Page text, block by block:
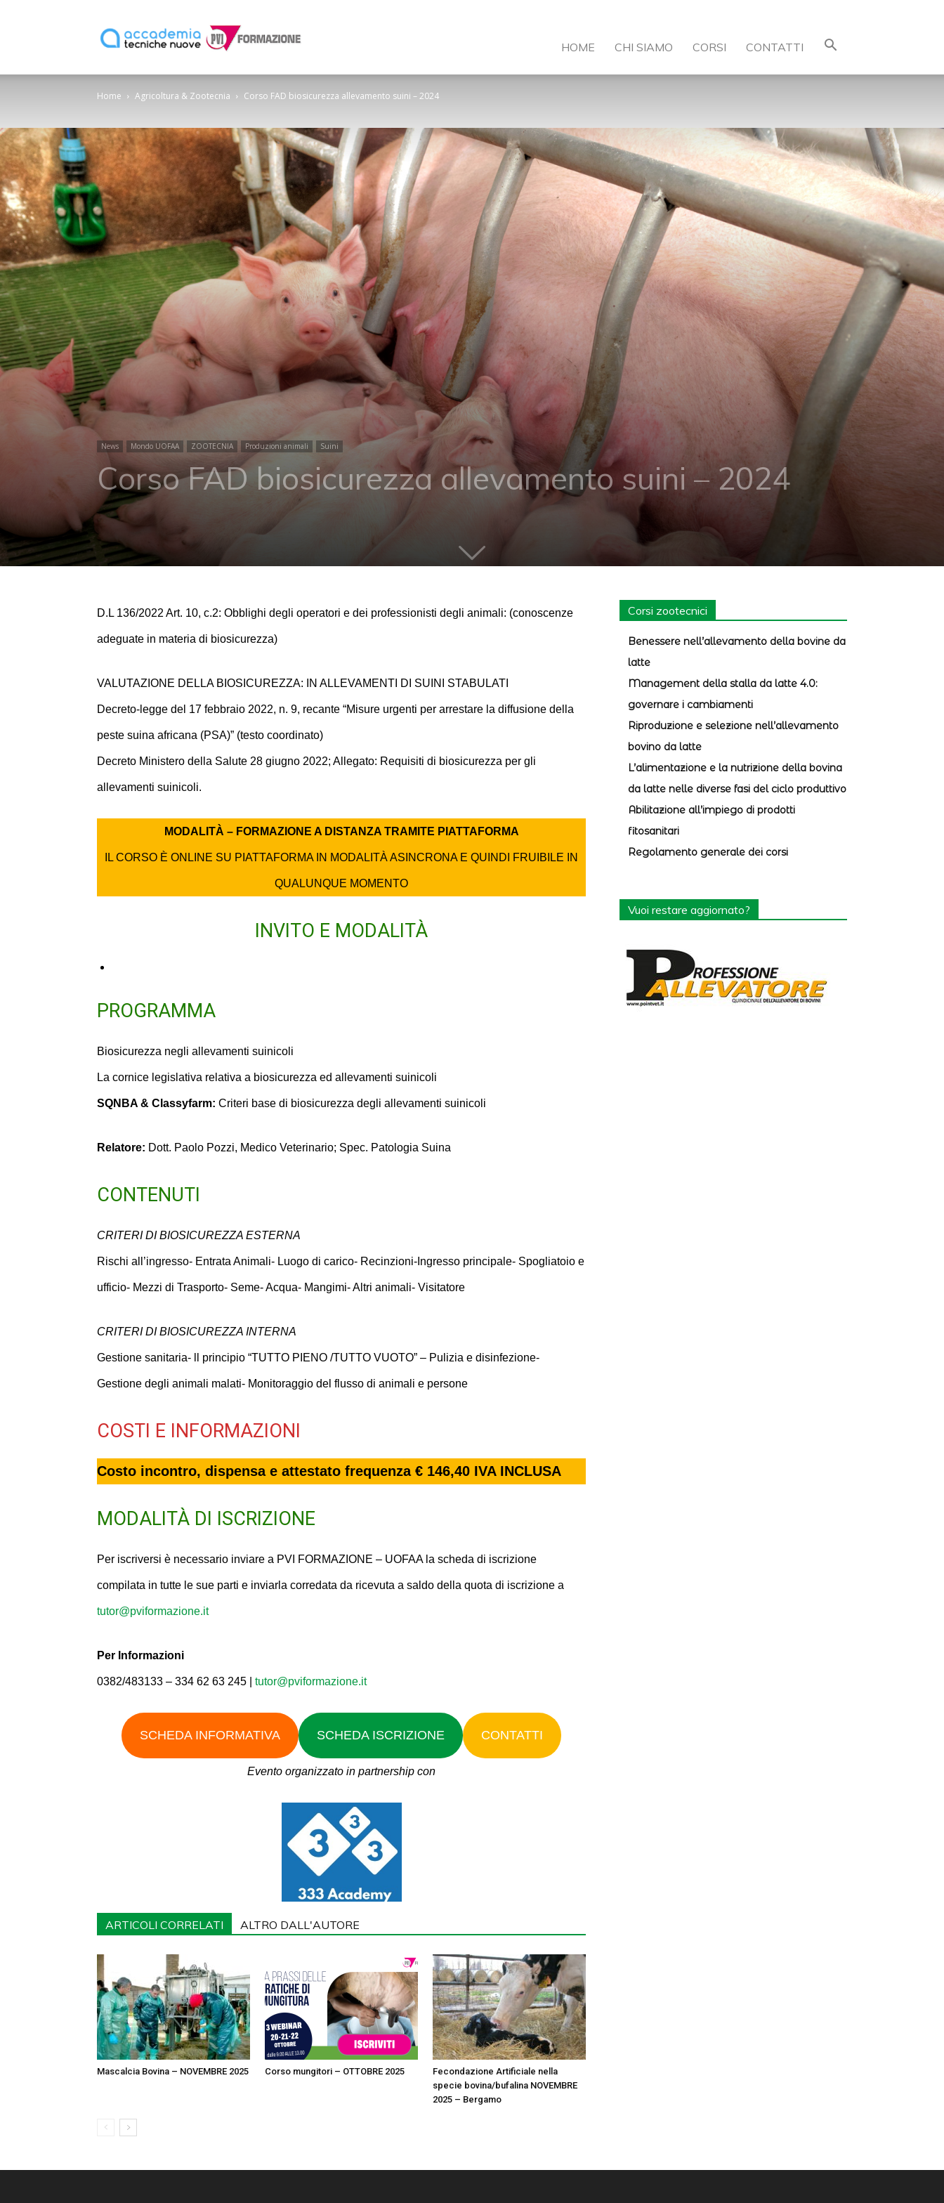
HOME CHI SIAMO CORSI CONTATTI
Home Agricoltura & Zootecnia Corso FAD biosicurezza allevamento suini – 2024
News Mondo UOFAA ZOOTECNIA Produzioni animali Suini
Corso FAD biosicurezza allevamento suini – 2024
D.L 136/2022 Art. 10, c.2: Obblighi degli operatori e dei professionisti degli animali: (conoscenze
adeguate in materia di biosicurezza)
VALUTAZIONE DELLA BIOSICUREZZA: IN ALLEVAMENTI DI SUINI STABULATI
Decreto-legge del 17 febbraio 2022, n. 9, recante “Misure urgenti per arrestare la diffusione della
peste suina africana (PSA)” (testo coordinato)
Decreto Ministero della Salute 28 giugno 2022; Allegato: Requisiti di biosicurezza per gli
allevamenti suinicoli.
MODALITÀ – FORMAZIONE A DISTANZA TRAMITE PIATTAFORMA
IL CORSO È ONLINE SU PIATTAFORMA IN MODALITÀ ASINCRONA E QUINDI FRUIBILE IN
QUALUNQUE MOMENTO
INVITO E MODALITÀ
PROGRAMMA
Biosicurezza negli allevamenti suinicoli
La cornice legislativa relativa a biosicurezza ed allevamenti suinicoli
SQNBA & Classyfarm: Criteri base di biosicurezza degli allevamenti suinicoli
Relatore: Dott. Paolo Pozzi, Medico Veterinario; Spec. Patologia Suina
CONTENUTI
CRITERI DI BIOSICUREZZA ESTERNA
Rischi all’ingresso- Entrata Animali- Luogo di carico- Recinzioni-Ingresso principale- Spogliatoio e
ufficio- Mezzi di Trasporto- Seme- Acqua- Mangimi- Altri animali- Visitatore
CRITERI DI BIOSICUREZZA INTERNA
Gestione sanitaria- ll principio “TUTTO PIENO /TUTTO VUOTO” – Pulizia e disinfezione-
Gestione degli animali malati- Monitoraggio del flusso di animali e persone
COSTI E INFORMAZIONI
Costo incontro, dispensa e attestato frequenza € 146,40 IVA INCLUSA
MODALITÀ DI ISCRIZIONE
Per iscriversi è necessario inviare a PVI FORMAZIONE – UOFAA la scheda di iscrizione
compilata in tutte le sue parti e inviarla corredata da ricevuta a saldo della quota di iscrizione a
tutor@pviformazione.it
Per Informazioni
0382/483133 – 334 62 63 245 | tutor@pviformazione.it
SCHEDA INFORMATIVA SCHEDA ISCRIZIONE CONTATTI
Evento organizzato in partnership con
ARTICOLI CORRELATI ALTRO DALL'AUTORE
Mascalcia Bovina – NOVEMBRE 2025 Corso mungitori – OTTOBRE 2025
Fecondazione Artificiale nella
specie bovina/bufalina NOVEMBRE
2025 – Bergamo
Corsi zootecnici
Benessere nell’allevamento della bovine da
latte
Management della stalla da latte 4.0:
governare i cambiamenti
Riproduzione e selezione nell’allevamento
bovino da latte
L’alimentazione e la nutrizione della bovina
da latte nelle diverse fasi del ciclo produttivo
Abilitazione all’impiego di prodotti
fitosanitari
Regolamento generale dei corsi
Vuoi restare aggiornato?